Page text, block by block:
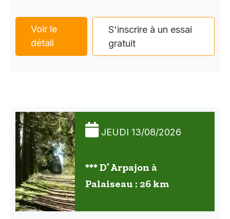
Voir le
détail
S'inscrire à un essai
gratuit
JEUDI 13/08/2026
*** D’ Arpajon à
Palaiseau : 26 km